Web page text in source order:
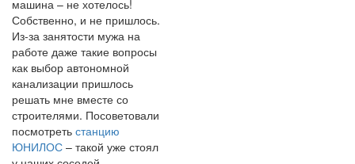
машина – не хотелось!
Собственно, и не пришлось.
Из-за занятости мужа на
работе даже такие вопросы
как выбор автономной
канализации пришлось
решать мне вместе со
строителями. Посоветовали
посмотреть станцию
ЮНИЛОС – такой уже стоял